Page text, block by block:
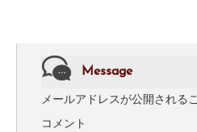
Message
メールアドレスが公開される
コメント